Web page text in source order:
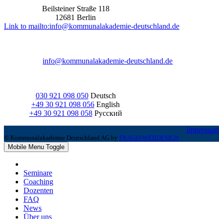
Beilsteiner Straße 118
12681 Berlin
Link to mailto:info@kommunalakademie-deutschland.de
info@kommunalakademie-deutschland.de
030 921 098 050Deutsch
+49 30 921 098 056 English
+49 30 921 098 058Русский
© Kommunalakademie Deutschland AG by FRAGO-WEBDESIGN
Mobile Menu Toggle
Seminare
Coaching
Dozenten
FAQ
News
Über uns